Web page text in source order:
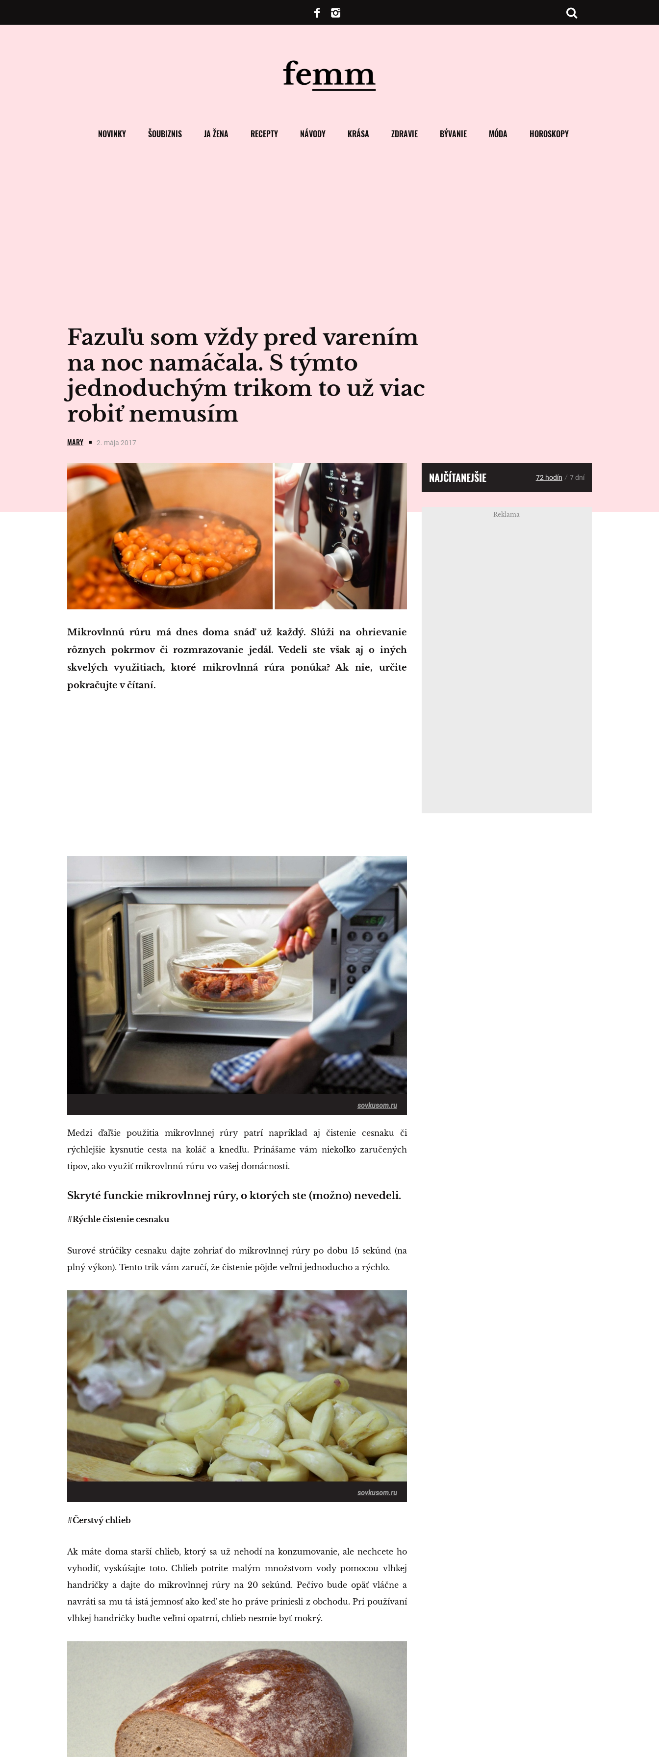
NOVINKY ŠOUBIZNIS JA ŽENA RECEPTY NÁVODY KRÁSA ZDRAVIE BÝVANIE MÓDA HOROSKOPY
Fazuľu som vždy pred varením
na noc namáčala. S týmto
jednoduchým trikom to už viac
robiť nemusím
MARY 2. mája 2017
Mikrovlnnú rúru má dnes doma snáď už každý. Slúži na ohrievanie
rôznych pokrmov či rozmrazovanie jedál. Vedeli ste však aj o iných
skvelých využitiach, ktoré mikrovlnná rúra ponúka? Ak nie, určite
pokračujte v čítaní.
sovkusom.ru
Medzi ďaľšie použitia mikrovlnnej rúry patrí napríklad aj čistenie cesnaku či
rýchlejšie kysnutie cesta na koláč a knedľu. Prinášame vám niekoľko zaručených
tipov, ako využiť mikrovlnnú rúru vo vašej domácnosti.
Skryté funckie mikrovlnnej rúry, o ktorých ste (možno) nevedeli.
#Rýchle čistenie cesnaku
Surové strúčiky cesnaku dajte zohriať do mikrovlnnej rúry po dobu 15 sekúnd (na
plný výkon). Tento trik vám zaručí, že čistenie pôjde veľmi jednoducho a rýchlo.
sovkusom.ru
#Čerstvý chlieb
Ak máte doma starší chlieb, ktorý sa už nehodí na konzumovanie, ale nechcete ho
vyhodiť, vyskúšajte toto. Chlieb potrite malým množstvom vody pomocou vlhkej
handričky a dajte do mikrovlnnej rúry na 20 sekúnd. Pečivo bude opäť vláčne a
navráti sa mu tá istá jemnosť ako keď ste ho práve priniesli z obchodu. Pri používaní
vlhkej handričky buďte veľmi opatrní, chlieb nesmie byť mokrý.
NAJČÍTANEJŠIE 72 hodín / 7 dní
Reklama